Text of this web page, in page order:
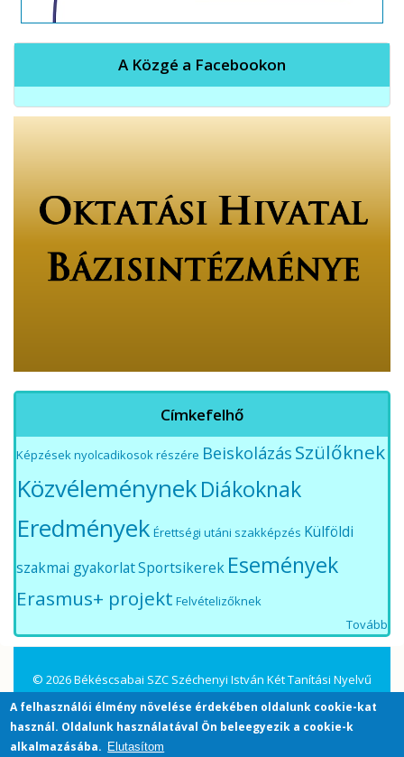
A Közgé a Facebookon
Címkefelhő
Képzések nyolcadikosok részére Beiskolázás Szülőknek
KözvéleménynekDiákoknak
Eredmények Érettségi utáni szakképzés Külföldi
szakmai gyakorlatSportsikerek Események
Erasmus+ projekt Felvételizőknek
Tovább
© 2026 Békéscsabai SZC Széchenyi István Két Tanítási Nyelvű
Közgazdasági Technikum és Kollégium. All Rights Reserved.
A felhasználói élmény növelése érdekében oldalunk cookie-kat
használ. Oldalunk használatával Ön beleegyezik a cookie-k
alkalmazásába. Elutasítom